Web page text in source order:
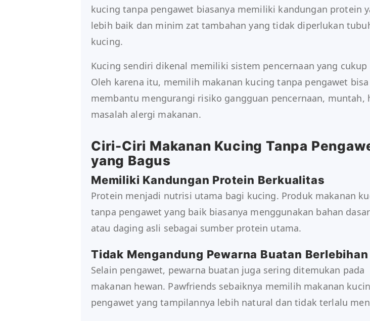
kucing tanpa pengawet biasanya memiliki kandungan protein
lebih baik dan minim zat tambahan yang tidak diperlukan
kucing.
Kucing sendiri dikenal memiliki sistem pencernaan yang
Oleh karena itu, memilih makanan kucing tanpa pengawet bisa
membantu mengurangi risiko gangguan pencernaan, muntah,
masalah alergi makanan.
Ciri-Ciri Makanan Kucing Tanpa
yang Bagus
Memiliki Kandungan Protein Berkualitas
Protein menjadi nutrisi utama bagi kucing. Produk makanan
tanpa pengawet yang baik biasanya menggunakan bahan
atau daging asli sebagai sumber protein utama.
Tidak Mengandung Pewarna Buatan Berlebihan
Selain pengawet, pewarna buatan juga sering ditemukan pada
makanan hewan. Pawfriends sebaiknya memilih makanan
pengawet yang tampilannya lebih natural dan tidak terlalu